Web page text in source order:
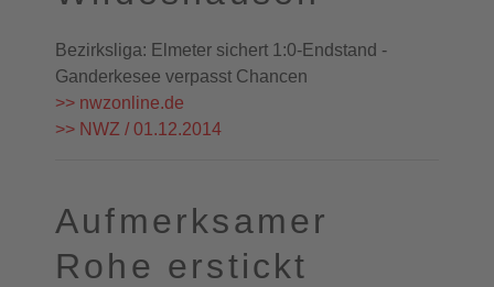
Bezirksliga: Elmeter sichert 1:0-Endstand -
Ganderkesee verpasst Chancen
>> nwzonline.de
>> NWZ / 01.12.2014
Aufmerksamer
Rohe erstickt